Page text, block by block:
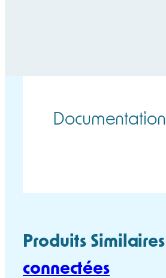
Documentation
Produits Similaires
connectées